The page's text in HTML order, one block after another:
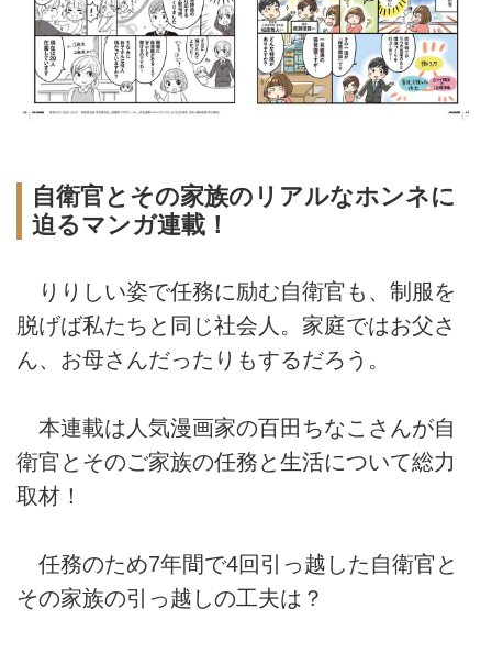
自衛官とその家族のリアルなホンネに
迫るマンガ連載！
りりしい姿で任務に励む自衛官も、制服を
脱げば私たちと同じ社会人。家庭ではお父さ
ん、お母さんだったりもするだろう。
本連載は人気漫画家の百田ちなこさんが自
衛官とそのご家族の任務と生活について総力
取材！
任務のため7年間で4回引っ越した自衛官と
その家族の引っ越しの工夫は？